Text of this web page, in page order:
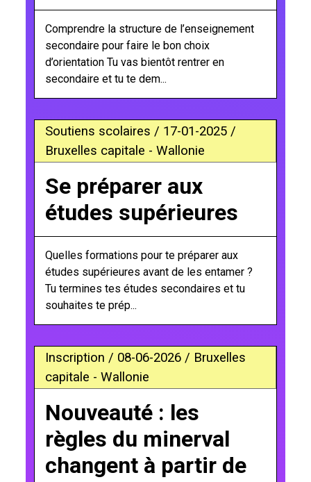
Comprendre la structure de l’enseignement
secondaire pour faire le bon choix
d’orientation Tu vas bientôt rentrer en
secondaire et tu te dem...
Soutiens scolaires / 17-01-2025 /
Bruxelles capitale - Wallonie
Se préparer aux
études supérieures
Quelles formations pour te préparer aux
études supérieures avant de les entamer ?
Tu termines tes études secondaires et tu
souhaites te prép...
Inscription / 08-06-2026 / Bruxelles
capitale - Wallonie
Nouveauté : les
règles du minerval
changent à partir de